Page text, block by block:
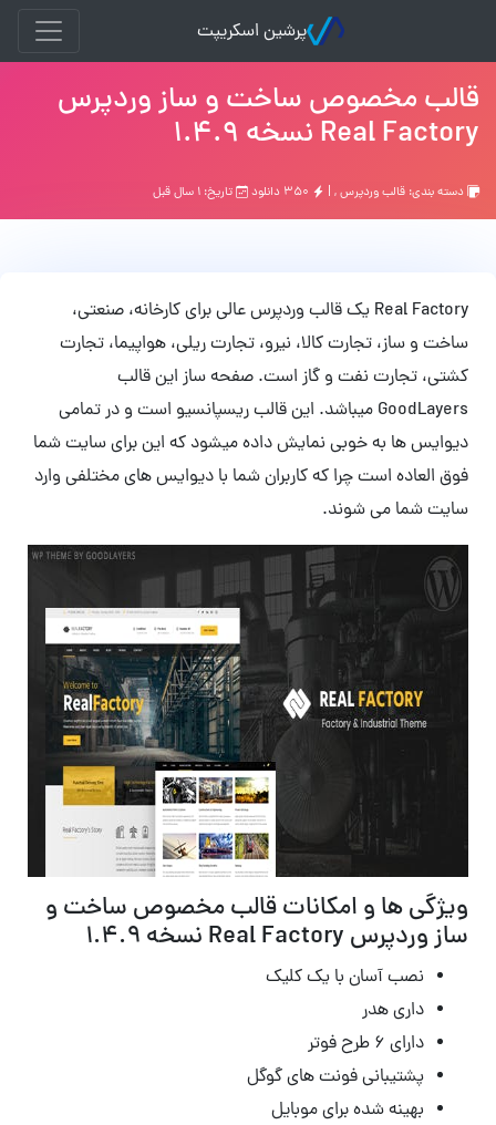
پرشین اسکریپت
قالب مخصوص ساخت و ساز وردپرس
Real Factory نسخه 1.4.9
دسته بندی: قالب وردپرس, | تاریخ: ۱ سال قبل
Real Factory یک قالب وردپرس عالی برای کارخانه، صنعتی،
ساخت و ساز، تجارت کالا، نیرو، تجارت ریلی، هواپیما، تجارت
کشتی، تجارت نفت و گاز است. صفحه ساز این قالب
GoodLayers میباشد. این قالب ریسپانسیو است و در تمامی
دیوایس ها به خوبی نمایش داده میشود که این برای سایت شما
فوق العاده است چرا که کاربران شما با دیوایس های مختلفی وارد
سایت شما می شوند.
ویژگی ها و امکانات قالب مخصوص ساخت و
ساز وردپرس Real Factory نسخه 1.4.9
نصب آسان با یک کلیک
داری هدر
دارای ۶ طرح فوتر
پشتیبانی فونت های گوگل
بهینه شده برای موبایل